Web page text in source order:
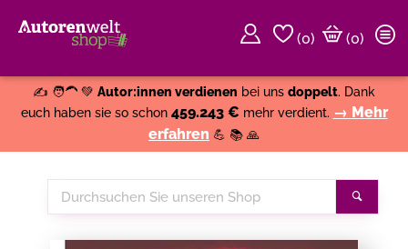
(0)
(0)
✍️ 🧑‍🦱 💚 Autor:innen verdienen bei uns doppelt. Dank
euch haben sie so schon 459.243 € mehr verdient. → Mehr
erfahren 💪 📚 🙏
Durchsuchen
Sie